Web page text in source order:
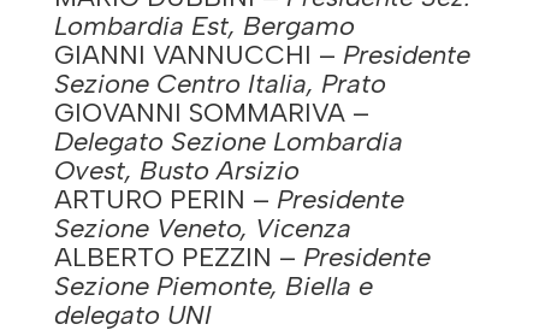
Lombardia Est, Bergamo
GIANNI VANNUCCHI – Presidente
Sezione Centro Italia, Prato
GIOVANNI SOMMARIVA–
Delegato Sezione Lombardia
Ovest, Busto Arsizio
ARTURO PERIN – Presidente
Sezione Veneto, Vicenza
ALBERTO PEZZIN – Presidente
Sezione Piemonte, Biella e
delegato UNI